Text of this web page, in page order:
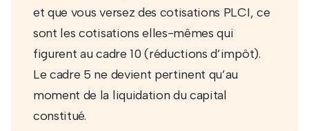
et que vous versez des cotisations PLCI, ce
sont les cotisations elles-mêmes qui
figurent au cadre 10 (réductions d’impôt).
Le cadre 5 ne devient pertinent qu’au
moment de la liquidation du capital
constitué.